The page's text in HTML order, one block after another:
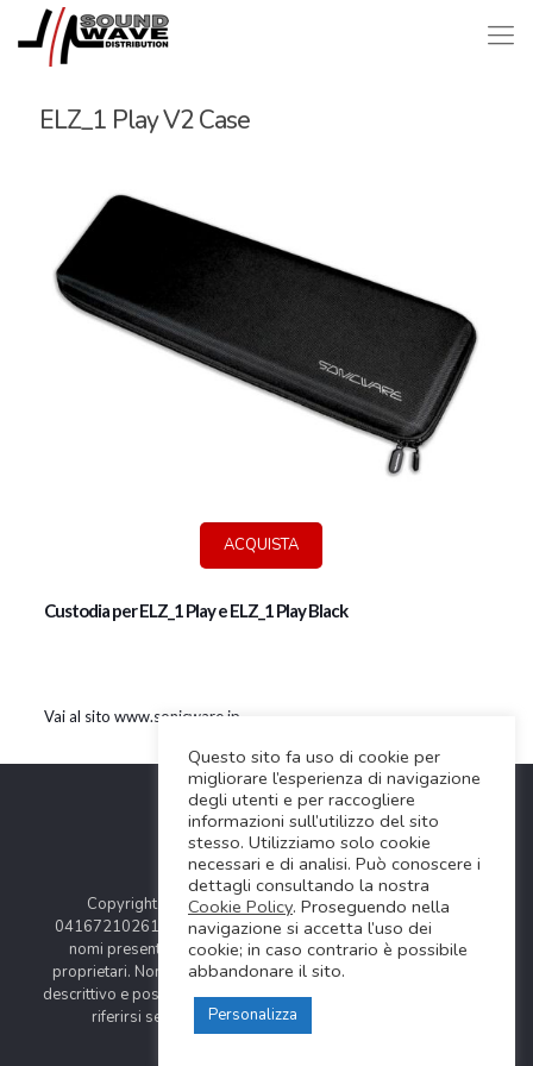
ELZ_1 Play V2 Case
ACQUISTA
Custodia per ELZ_1 Play e ELZ_1 Play Black
Vai al sito www.sonicware.jp
Copyright © 2024 Soundwave Distribution Srl - P.I.
04167210261 |
COOKIES POLICY| Tutti i marchi, i prodotti e i
nomi presentati in questo sito sono registrati dai legittimi
proprietari. Nomi e caratteristiche sono citati solamente al fine
descrittivo e possono variare senza obbligo di preavviso, quindi
riferirsi sempre ai siti web dei rispettivi costruttori.
Questo sito fa uso di cookie per
migliorare l’esperienza di navigazione
degli utenti e per raccogliere
informazioni sull’utilizzo del sito
stesso. Utilizziamo solo cookie
necessari e di analisi. Può conoscere i
dettagli consultando la nostra
Cookie Policy. Proseguendo nella
navigazione si accetta l’uso dei
cookie; in caso contrario è possibile
abbandonare il sito.
Personalizza